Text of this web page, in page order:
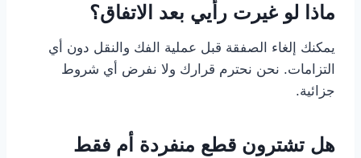
ماذا لو غيرت رأيي بعد الاتفاق؟
يمكنك إلغاء الصفقة قبل عملية الفك والنقل دون أي
التزامات. نحن نحترم قرارك ولا نفرض أي شروط
جزائية.
هل تشترون قطع منفردة أم فقط